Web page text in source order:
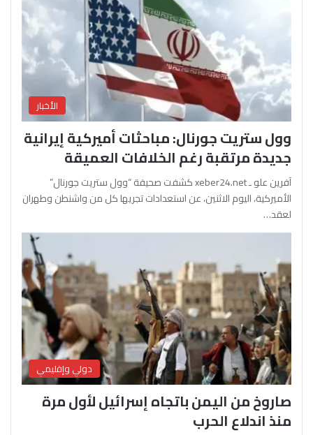
الأخبار
وول ستريت جورنال: مباحثات أميركية إيرانية
جديدة مرتقبة رغم الخلافات العميقة
آفرين علو ـ xeber24.net كشفت صحيفة “وول ستريت جورنال”
الأميركية، اليوم الاثنين، عن استعدادات تجريها كل من واشنطن وطهران
لعقد…
دولي وإقليمي
صاروخ من اليمن باتجاه إسرائيل لأول مرة
منذ اندلاع الحرب